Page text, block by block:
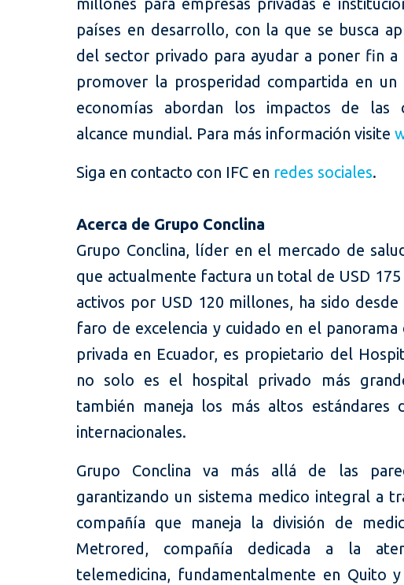
países en desarrollo, con la que se busca
del sector privado para ayudar a poner fin
promover la prosperidad compartida en
economías abordan los impactos de las
alcance mundial. Para más información visite
Siga en contacto con IFC en redes sociales.
Acerca de Grupo Conclina
Grupo Conclina, líder en el mercado de
que actualmente factura un total de USD
activos por USD 120 millones, ha sido desde
faro de excelencia y cuidado en el
privada en Ecuador, es propietario del
no solo es el hospital privado más
también maneja los más altos estándares
internacionales.
Grupo Conclina va más allá de las
garantizando un sistema medico integral a
compañía que maneja la división de
Metrored, compañía dedicada a la
telemedicina, fundamentalmente en Quito